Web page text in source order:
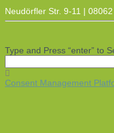
Neudörfler Str. 9-11 |
Type and Press “enter” to
Consent Management